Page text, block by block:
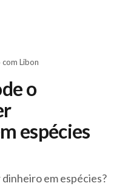
Libon
o
espécies
em espécies?